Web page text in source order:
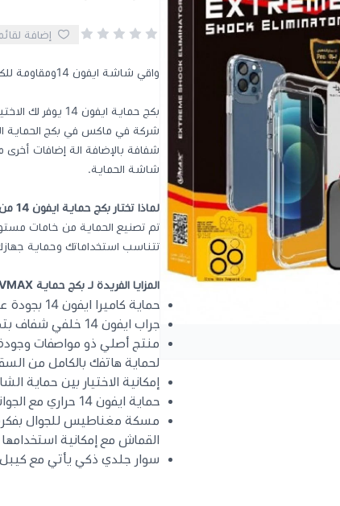
إضافة
واقي شاشة ايفون 14ومقاومة للكسر تحتوي على مجموعة متكاملة من بكج حماية ايفون 14
بكج حماية
شركة في ماكس في بكج الحماية
شفافة بالإضافة الة إضافات
شاشة الحماية.
لماذا تختار بكج حماية ايفون 14 من حماية في ماكس؟
تتناسب استخداماتك وحماية
المزايا الفريدة لـ بكج حماية VMAX - حماية ايفون 14
حماية كاميرا ايفون 14 بجودة عالية بأعلى تكنولوجيا 9H.
جراب ايفون 14 خلفي شفاف بتصميم فخم و حماية اقوى ضد الصدمات.
منتج أصلي ذو مواصفات وجودة
لحماية هاتفك بالكامل من
إمكانية الاختيار بين حماية
حماية ايفون 14 حراري مع الجوانب لخلفية الجهاز لحمايتها من الخدوش
مسكة مغناطيس للجوال
القماش مع إمكانية
سوار جلدي ذكي يأتي مع كيبل